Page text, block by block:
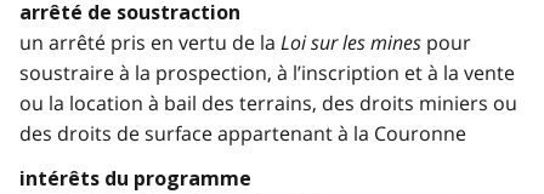
arrêté de soustraction
un arrêté pris en vertu de la Loi sur les mines pour
soustraire à la prospection, à l’inscription et à la vente
ou la location à bail des terrains, des droits miniers ou
des droits de surface appartenant à la Couronne
intérêts du programme